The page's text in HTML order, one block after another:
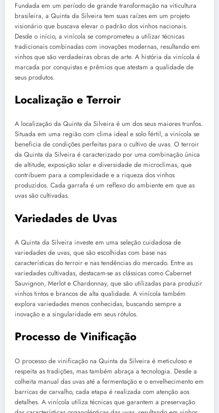
Fundada em um período de grande transformação na viticultura
brasileira, a Quinta da Silveira tem suas raízes em um projeto
visionário que buscava elevar o padrão dos vinhos nacionais.
Desde o início, a vinícola se comprometeu a utilizar técnicas
tradicionais combinadas com inovações modernas, resultando em
vinhos que são verdadeiras obras de arte. A história da vinícola é
marcada por conquistas e prêmios que atestam a qualidade de
seus produtos.
Localização e Terroir
A localização da Quinta da Silveira é um dos seus maiores trunfos.
Situada em uma região com clima ideal e solo fértil, a vinícola se
beneficia de condições perfeitas para o cultivo de uvas. O terroir
da Quinta da Silveira é caracterizado por uma combinação única
de altitude, exposição solar e diversidade de microclimas, que
contribuem para a complexidade e a riqueza dos vinhos
produzidos. Cada garrafa é um reflexo do ambiente em que as
uvas são cultivadas.
Variedades de Uvas
A Quinta da Silveira investe em uma seleção cuidadosa de
variedades de uvas, que são escolhidas com base nas
características do terroir e nas tendências do mercado. Entre as
variedades cultivadas, destacam-se as clássicas como Cabernet
Sauvignon, Merlot e Chardonnay, que são utilizadas para produzir
vinhos tintos e brancos de alta qualidade. A vinícola também
explora variedades menos conhecidas, buscando sempre a
inovação e a singularidade em seus rótulos.
Processo de Vinificação
O processo de vinificação na Quinta da Silveira é meticuloso e
respeita as tradições, mas também abraça a tecnologia. Desde a
colheita manual das uvas até a fermentação e o envelhecimento em
barricas de carvalho, cada etapa é realizada com atenção aos
detalhes. A vinícola utiliza técnicas que garantem a preservação